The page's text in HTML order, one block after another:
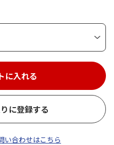
に入れる
に登録する
い合わせはこちら